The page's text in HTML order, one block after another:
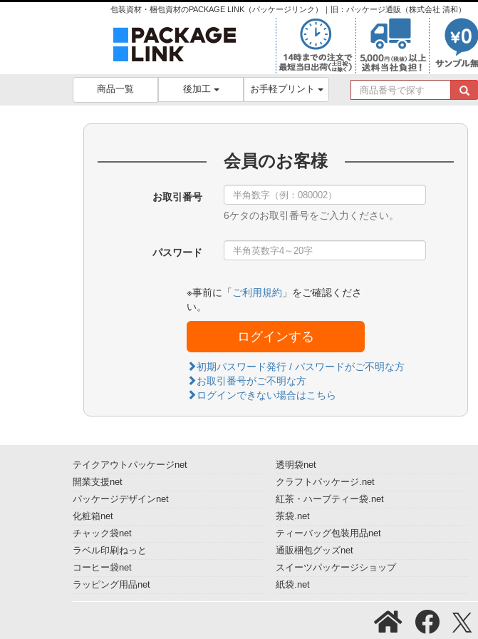
包装資材・梱包資材のPACKAGE LINK（パッケージリンク）｜旧：パッケージ通販（株式会社 清和）
商品一覧 後加工 お手軽プリント
商
品
会員のお客様
お取引番号
6ケタのお取引番号をご入力ください。
パスワード
※事前に「 ご利用規約 」をご確認くださ
い。
ログインする
初期パスワード発行 / パスワードがご不明な方
お取引番号がご不明な方
ログインできない場合はこちら
テイクアウトパッケージnet
開業支援net
パッケージデザインnet
化粧箱net
チャック袋net
ラベル印刷ねっと
コーヒー袋net
ラッピング用品net
透明袋net
クラフトパッケージ.net
紅茶・ハーブティー袋.net
茶袋.net
ティーバッグ包装用品net
通販梱包グッズnet
スイーツパッケージショップ
紙袋.net